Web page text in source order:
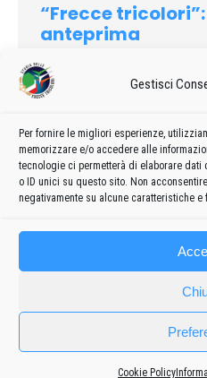
Gestisci
Per fornire le migliori esperienze,
memorizzare e/o accedere alle
tecnologie ci permetterà di elaborare dati
o ID unici su questo sito. Non
negativamente su alcune caratteristiche e
Cookie Policy
“Frecce
anteprima
1981
Sono sbucati ieri mattina dal
grintosa dello squalo scesi poi
dell’Aerobase. Incassati negli
piloti che tutte le aeronautiche